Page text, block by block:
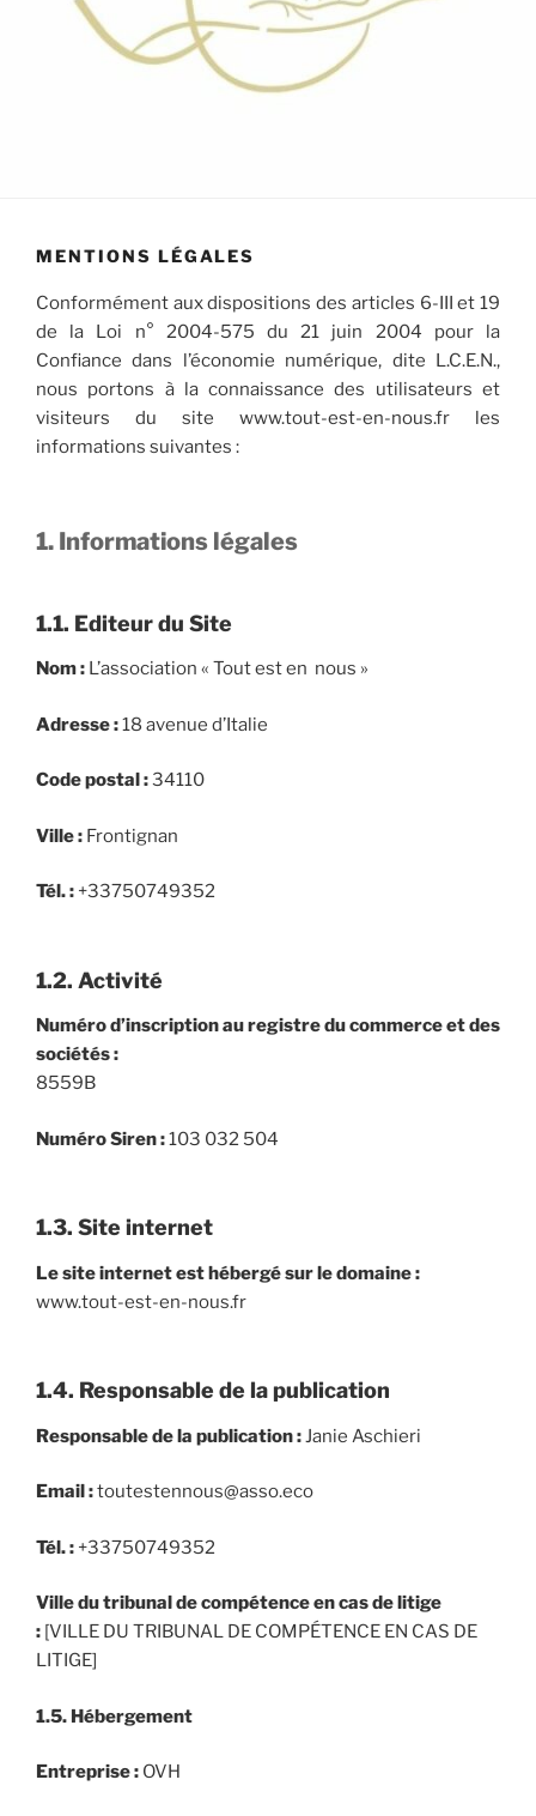
MENTIONS LÉGALES
Conformément aux dispositions des articles 6-III et 19
de la Loi n° 2004-575 du 21 juin 2004 pour la
Confiance dans l’économie numérique, dite L.C.E.N.,
nous portons à la connaissance des utilisateurs et
visiteurs du site www.tout-est-en-nous.fr les
informations suivantes :
1. Informations légales
1.1. Editeur du Site
Nom : L’association « Tout est en nous »
Adresse :18 avenue d’Italie
Code postal :34110
Ville : Frontignan
Tél. : +33750749352
1.2. Activité
Numéro d’inscription au registre du commerce et des
sociétés :
8559B
Numéro Siren :103 032 504
1.3. Site internet
Le site internet est hébergé sur le domaine :
www.tout-est-en-nous.fr
1.4. Responsable de la publication
Responsable de la publication : Janie Aschieri
Email :toutestennous@asso.eco
Tél. : +33750749352
Ville du tribunal de compétence en cas de litige
: [VILLE DU TRIBUNAL DE COMPÉTENCE EN CAS DE
LITIGE]
1.5. Hébergement
Entreprise : OVH